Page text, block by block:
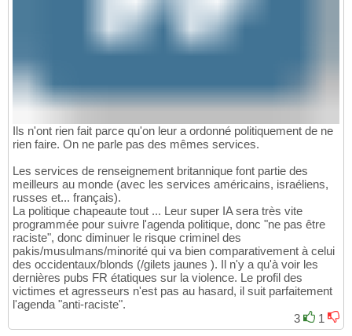
Ils n'ont rien fait parce qu'on leur a ordonné politiquement de ne
rien faire. On ne parle pas des mêmes services.
Les services de renseignement britannique font partie des
meilleurs au monde (avec les services américains, israéliens,
russes et... français).
La politique chapeaute tout ... Leur super IA sera très vite
programmée pour suivre l'agenda politique, donc "ne pas être
raciste", donc diminuer le risque criminel des
pakis/musulmans/minorité qui va bien comparativement à celui
des occidentaux/blonds (/gilets jaunes ). Il n'y a qu'à voir les
dernières pubs FR étatiques sur la violence. Le profil des
victimes et agresseurs n'est pas au hasard, il suit parfaitement
l'agenda "anti-raciste".
3
1